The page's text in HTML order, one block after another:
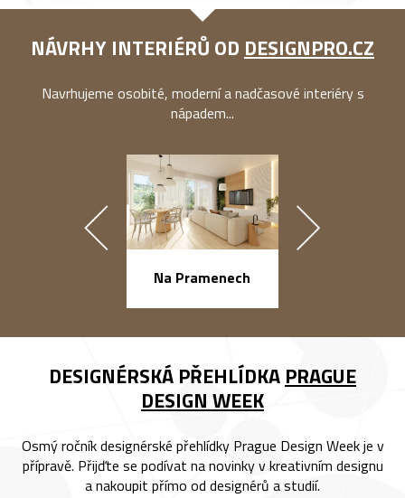
NÁVRHY INTERIÉRŮ OD DESIGNPRO.CZ
Navrhujeme osobité, moderní a nadčasové interiéry s
nápadem...
Na Pramenech
DESIGNÉRSKÁ PŘEHLÍDKA PRAGUE
DESIGN WEEK
Osmý ročník designérské přehlídky Prague Design Week je v
přípravě. Přijďte se podívat na novinky v kreativním designu
a nakoupit přímo od designérů a studií.